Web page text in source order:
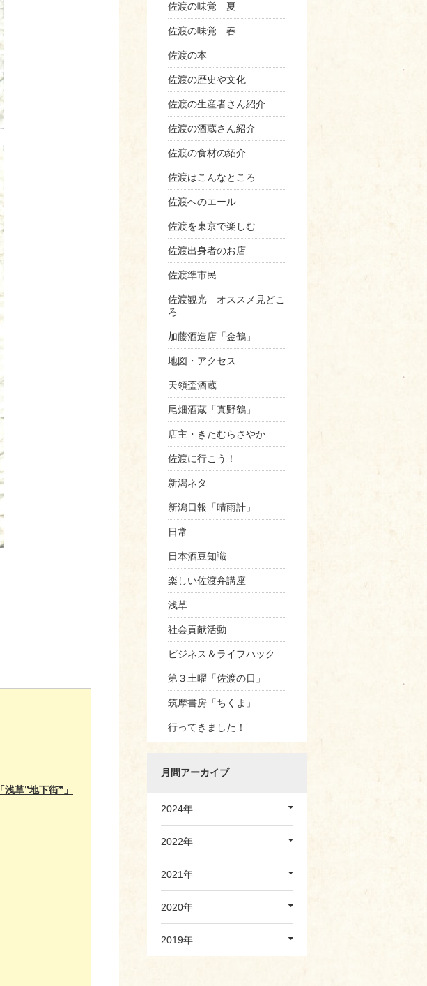
「浅草”地下街”」
佐渡の味覚 夏
佐渡の味覚 春
佐渡の本
佐渡の歴史や文化
佐渡の生産者さん紹介
佐渡の酒蔵さん紹介
佐渡の食材の紹介
佐渡はこんなところ
佐渡へのエール
佐渡を東京で楽しむ
佐渡出身者のお店
佐渡準市民
佐渡観光 オススメ見どこ
ろ
加藤酒造店「金鶴」
地図・アクセス
天領盃酒蔵
尾畑酒蔵「真野鶴」
店主・きたむらさやか
佐渡に行こう！
新潟ネタ
新潟日報「晴雨計」
日常
日本酒豆知識
楽しい佐渡弁講座
浅草
社会貢献活動
ビジネス＆ライフハック
第３土曜「佐渡の日」
筑摩書房「ちくま」
行ってきました！
月間アーカイブ
2024年
2022年
2021年
2020年
2019年